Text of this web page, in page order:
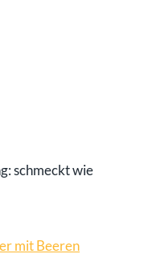
schmeckt wie